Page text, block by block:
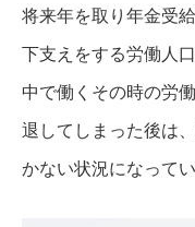
将来年を取り年金受
下支えをする労働人
中で働くその時の労
退してしまった後は
かない状況になって